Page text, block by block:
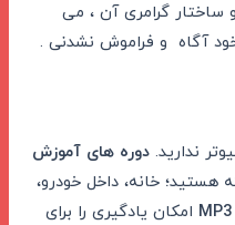
گرامری آن ، می
آگاه و فراموش نشدنی .
ندارید. دوره های آموزش
خانه، داخل خودرو،
امکان یادگیری را برای